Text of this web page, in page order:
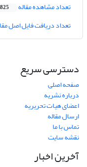
تعداد مشاهده مقاله
تعداد دریافت فایل اصل
دسترسی سریع
صفحه اصلی
درباره نشریه
اعضای هیات تحریریه
ارسال مقاله
تماس با ما
نقشه سایت
آخرین اخبار